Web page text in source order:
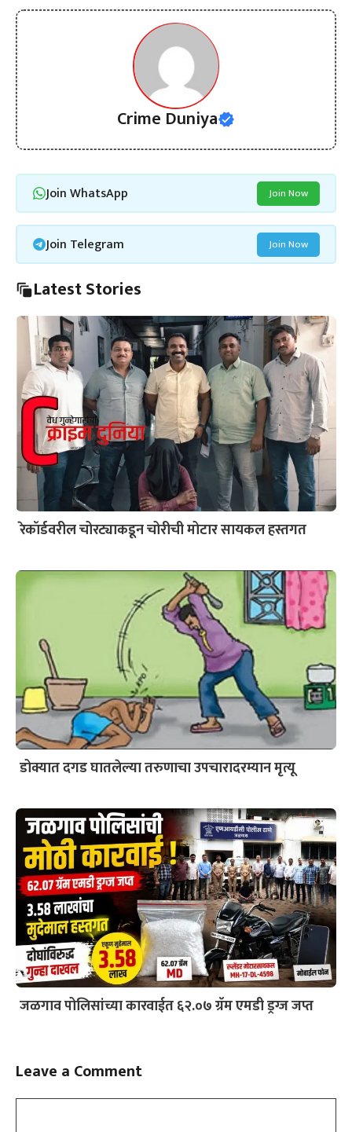
Crime Duniya
Join WhatsApp Join Now
Join Telegram Join Now
Latest Stories
रेकॉर्डवरील चोरट्याकडून चोरीची मोटार सायकल हस्तगत
डोक्यात दगड घातलेल्या तरुणाचा उपचारादरम्यान मृत्यू
जळगाव पोलिसांच्या कारवाईत ६२.०७ ग्रॅम एमडी ड्रग्ज जप्त
Leave a Comment